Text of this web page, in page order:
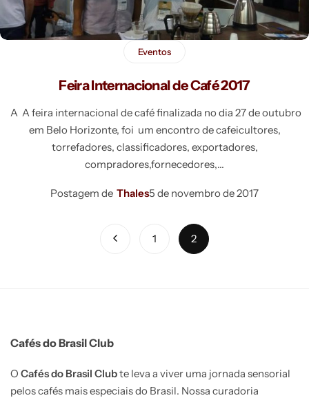
Eventos
Feira Internacional de Café 2017
A A feira internacional de café finalizada no dia 27 de outubro
em Belo Horizonte, foi um encontro de cafeicultores,
torrefadores, classificadores, exportadores,
compradores,fornecedores,
Postagem de Thales5 de novembro de 2017
1 2
Cafés do Brasil Club
O Cafés do Brasil Clubte leva a viver uma jornada sensorial
pelos cafés mais especiais do Brasil. Nossa curadoria